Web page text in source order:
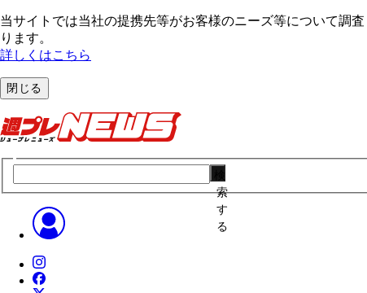
当サイトでは当社の提携先等がお客様のニーズ等について調
ります。
詳しくはこちら
閉じる
索
す
る